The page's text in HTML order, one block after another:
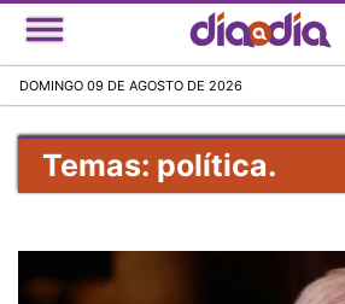
Pasar
al
principal
DOMINGO 09 DE AGOSTO DE 2026
Temas: política.